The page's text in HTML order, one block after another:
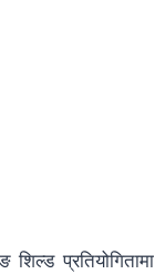
प्रतियोगितामा